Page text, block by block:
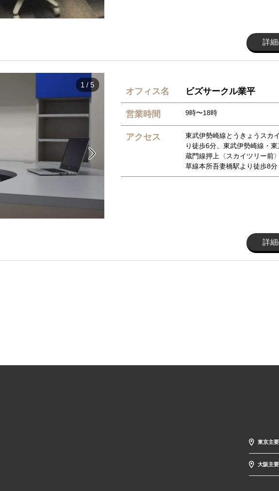
詳

1 / 5
オフィス名 ビズサークル業平
営業時間 9時〜18時
アクセス
東武伊勢崎線とうきょうスカ
り徒歩6分、東武伊勢崎線・
蔵門線押上〈スカイツリー前
草線本所吾妻橋駅より徒歩8分
詳
東京主
大阪主